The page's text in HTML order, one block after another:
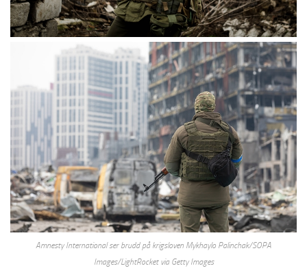
Amnesty International ser brudd på krigsloven Mykhaylo Palinchak/SOPA
Images/LightRocket via Getty Images